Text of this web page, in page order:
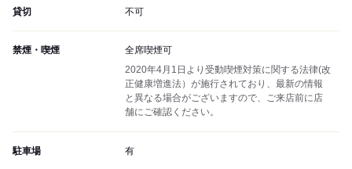
貸切 不可
禁煙・喫煙
全席喫煙可
2020年4月1日より受動喫煙対策に関する法律(改
正健康増進法）が施行されており、最新の情報
と異なる場合がございますので、ご来店前に店
舗にご確認ください。
駐車場 有